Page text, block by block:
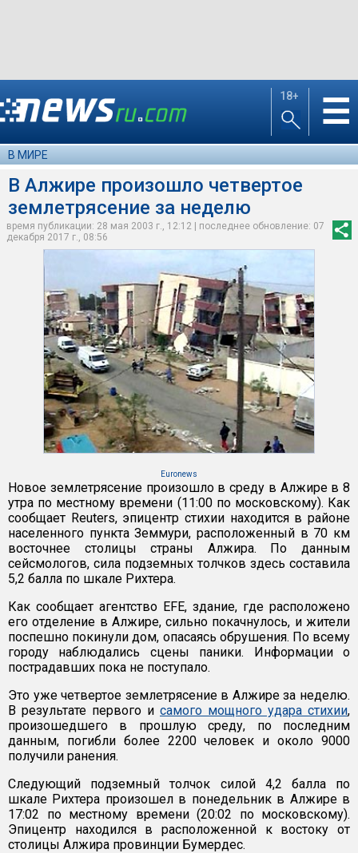
18+ ☰
В МИРЕ
В Алжире произошло четвертое
землетрясение за неделю
время публикации: 28 мая 2003 г., 12:12 | последнее обновление: 07
декабря 2017 г., 08:56
Euronews
Новое землетрясение произошло в среду в Алжире в 8
утра по местному времени (11:00 по московскому). Как
сообщает Reuters, эпицентр стихии находится в районе
населенного пункта Земмури, расположенный в 70 км
восточнее столицы страны Алжира. По данным
сейсмологов, сила подземных толчков здесь составила
5,2 балла по шкале Рихтера.
Как сообщает агентство EFE, здание, где расположено
его отделение в Алжире, сильно покачнулось, и жители
поспешно покинули дом, опасаясь обрушения. По всему
городу наблюдались сцены паники. Информации о
пострадавших пока не поступало.
Это уже четвертое землетрясение в Алжире за неделю.
В результате первого и самого мощного удара стихии,
произошедшего в прошлую среду, по последним
данным, погибли более 2200 человек и около 9000
получили ранения.
Следующий подземный толчок силой 4,2 балла по
шкале Рихтера произошел в понедельник в Алжире в
17:02 по местному времени (20:02 по московскому).
Эпицентр находился в расположенной к востоку от
столицы Алжира провинции Бумердес.